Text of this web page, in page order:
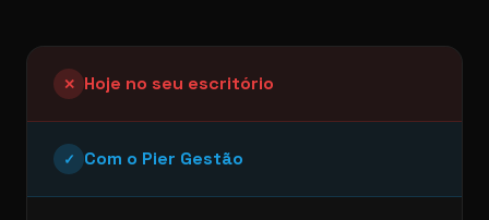
✕ Hoje no seu escritório
✓ Com o Pier Gestão